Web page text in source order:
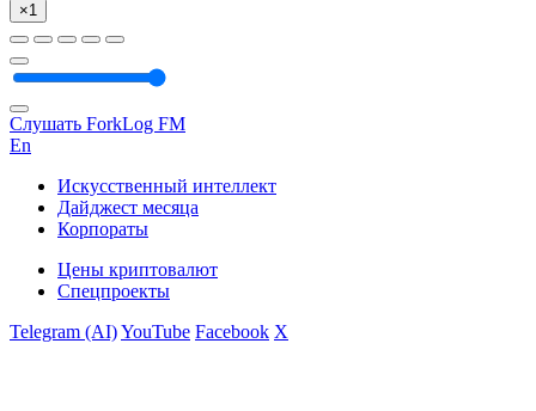
×1
Слушать ForkLog FM
En
Искусственный интеллект
Дайджест месяца
Корпораты
Цены криптовалют
Спецпроекты
Telegram (AI)YouTube Facebook X